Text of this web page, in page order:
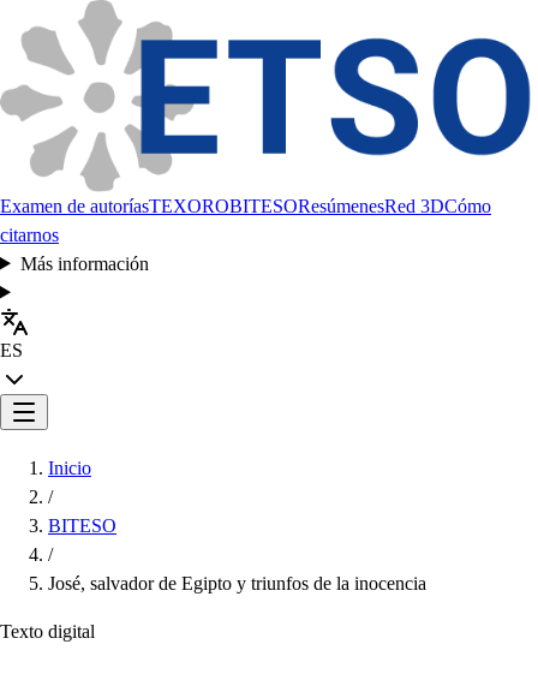
Examen de autoríasTEXOROBITESOResúmenesRed 3DCómo
citarnos
Más información
ES
Inicio
/
BITESO
/
José, salvador de Egipto y triunfos de la inocencia
Texto digital